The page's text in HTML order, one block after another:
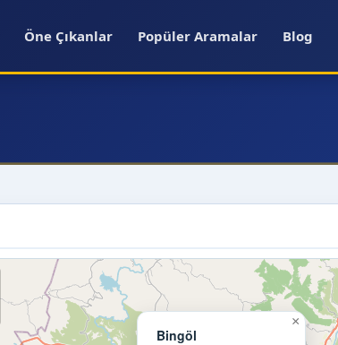
Öne Çıkanlar Popüler Aramalar Blog
Bingöl
×